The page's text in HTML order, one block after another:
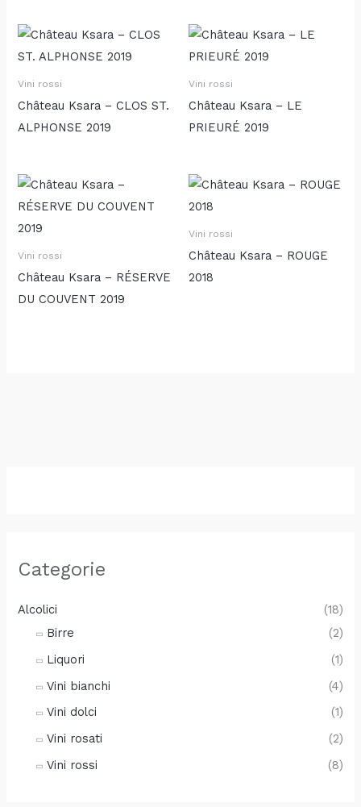
Categorie
Alcolici
(18)
Birre
(2)
Liquori
(1)
Vini bianchi
(4)
Vini dolci
(1)
Vini rosati
(2)
Vini rossi
(8)
Vini rossi
Château Ksara – CLOS ST.
ALPHONSE 2019
Vini rossi
Château Ksara – LE
PRIEURÉ 2019
Vini rossi
Château Ksara – RÉSERVE
DU COUVENT 2019
Vini rossi
Château Ksara – ROUGE
2018